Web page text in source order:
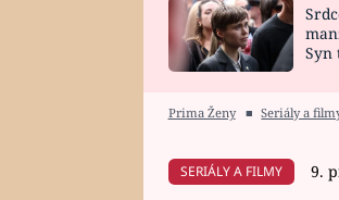
HOROSKOP NA
Syn
Prima Ženy ■ Seriály a
SERIÁLY A FILMY 9.